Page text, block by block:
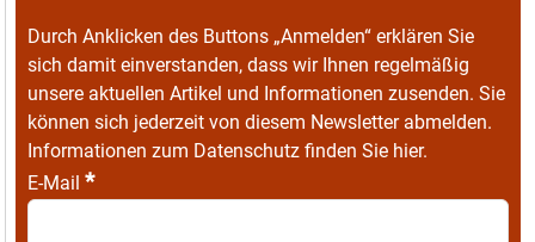
Durch Anklicken des Buttons „Anmelden“ erklären Sie
sich damit einverstanden, dass wir Ihnen regelmäßig
unsere aktuellen Artikel und Informationen zusenden. Sie
können sich jederzeit von diesem Newsletter abmelden.
Informationen zum Datenschutz finden Sie hier.
E-Mail *